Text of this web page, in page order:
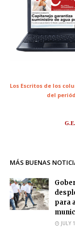
Los Escritos de los
del
MÁS BUENAS
para
JULY